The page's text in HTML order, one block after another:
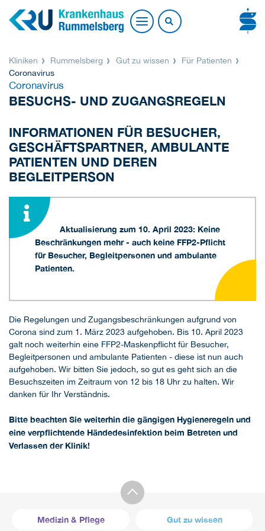
Kliniken Rummelsberg Gut zu wissen
Für Patienten
Coronavirus
Coronavirus
BESUCHS- UND ZUGANGSREGELN
INFORMATIONEN FÜR BESUCHER,
GESCHÄFTSPARTNER, AMBULANTE
PATIENTEN UND DEREN
BEGLEITPERSON
Aktualisierung zum 10. April 2023: Keine
Beschränkungen mehr - auch keine FFP2-Pflicht
für Besucher, Begleitpersonen und ambulante
Patienten.
Die Regelungen und Zugangsbeschränkungen aufgrund von
Corona sind zum 1. März 2023 aufgehoben. Bis 10. April 2023
galt noch weiterhin eine FFP2-Maskenpflicht für Besucher,
Begleitpersonen und ambulante Patienten - diese ist nun auch
aufgehoben. Wir bitten Sie jedoch, so gut es geht sich an die
Besuchszeiten im Zeitraum von 12 bis 18 Uhr zu halten. Wir
danken für Ihr Verständnis.
Bitte beachten Sie weiterhin die gängigen Hygieneregeln und
eine verpflichtende Händedesinfektion beim Betreten und
Verlassen der Klinik!
Medizin & Pflege Gut zu wissen